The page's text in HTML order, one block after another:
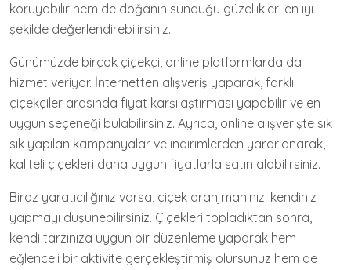
koruyabilir hem de doğanın sunduğu güzellikleri en iyi
şekilde değerlendirebilirsiniz.
Günümüzde birçok çiçekçi, online platformlarda da
hizmet veriyor. İnternetten alışveriş yaparak, farklı
çiçekçiler arasında fiyat karşılaştırması yapabilir ve en
uygun seçeneği bulabilirsiniz. Ayrıca, online alışverişte sık
sık yapılan kampanyalar ve indirimlerden yararlanarak,
kaliteli çiçekleri daha uygun fiyatlarla satın alabilirsiniz.
Biraz yaratıcılığınız varsa, çiçek aranjmanınızı kendiniz
yapmayı düşünebilirsiniz. Çiçekleri topladıktan sonra,
kendi tarzınıza uygun bir düzenleme yaparak hem
eğlenceli bir aktivite gerçekleştirmiş olursunuz hem de